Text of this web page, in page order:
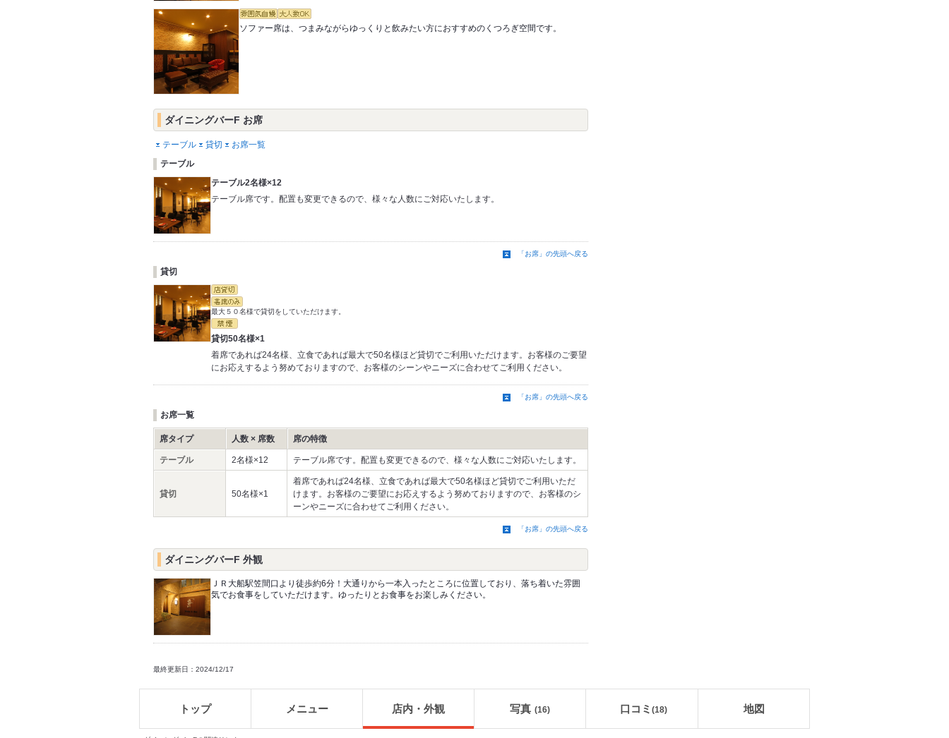
ソファー席は、つまみながらゆっくりと飲みたい方におすすめのくつろぎ空間です。
ダイニングバーF お席
テーブル 貸切
お席一覧
テーブル
テーブル2名様×12
テーブル席です。配置も変更できるので、様々な人数にご対応いたします。
「お席」の先頭へ戻る
貸切
最大５０名様で貸切をしていただけます。
貸切50名様×1
着席であれば24名様、立食であれば最大で50名様ほど貸切でご利用いただけます。お客様のご要望
にお応えするよう努めておりますので、お客様のシーンやニーズに合わせてご利用ください。
「お席」の先頭へ戻る
お席一覧
席タイプ 人数 × 席数 席の特徴
テーブル 2名様×12 テーブル席です。配置も変更できるので、様々な人数にご対応いたします。
貸切 50名様×1
着席であれば24名様、立食であれば最大で50名様ほど貸切でご利用いただ
けます。お客様のご要望にお応えするよう努めておりますので、お客様のシ
ーンやニーズに合わせてご利用ください。
「お席」の先頭へ戻る
ダイニングバーF 外観
ＪＲ大船駅笠間口より徒歩約6分！大通りから一本入ったところに位置しており、落ち着いた雰囲
気でお食事をしていただけます。ゆったりとお食事をお楽しみください。
最終更新日：2024/12/17
トップ メニュー 店内・外観 写真 (16) 口コミ (18) 地図